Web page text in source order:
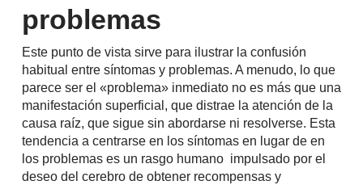
problemas
Este punto de vista sirve para ilustrar la confusión
habitual entre síntomas y problemas. A menudo, lo que
parece ser el «problema» inmediato no es más que una
manifestación superficial, que distrae la atención de la
causa raíz, que sigue sin abordarse ni resolverse. Esta
tendencia a centrarse en los síntomas en lugar de en
los problemas es un rasgo humano impulsado por el
deseo del cerebro de obtener recompensas y